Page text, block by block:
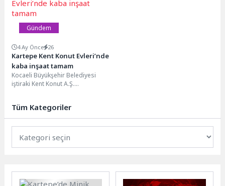
Gündem
4 Ay Önce 26
Kartepe Kent Konut Evleri’nde
kaba inşaat tamam
Kocaeli Büyükşehir Belediyesi
iştiraki Kent Konut A.Ş.
Kartepe Kent Konut...
Tüm Kategoriler